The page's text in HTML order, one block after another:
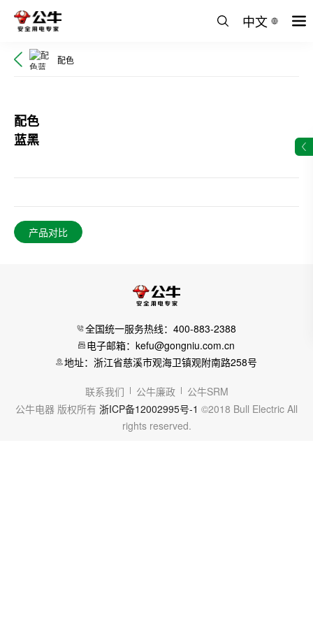
中文
配色
配色
蓝黑
产品对比
全国统一服务热线：400-883-2388
电子邮箱：kefu@gongniu.com.cn
地址：浙江省慈溪市观海卫镇观附南路258号
联系我们 公牛廉政
公牛SRM
公牛电器 版权所有 浙ICP备12002995号-1 ©2018 Bull Electric All
rights reserved.